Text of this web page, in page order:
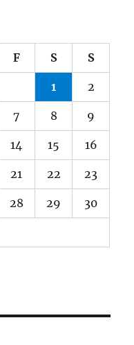
F S S
1 2
7 8 9
14 15 16
21 22 23
28 29 30